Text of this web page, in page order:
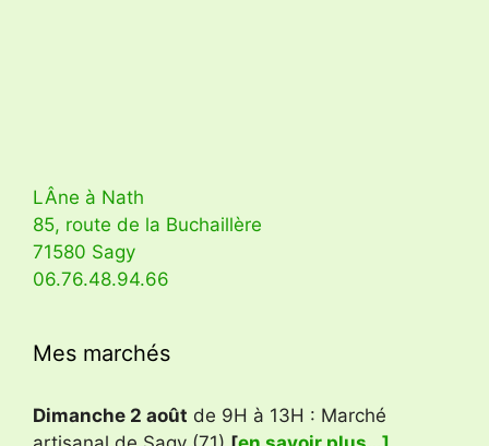
LÂne à Nath
85, route de la Buchaillère
71580 Sagy
06.76.48.94.66
Mes marchés
Dimanche 2 août de 9H à 13H : Marché